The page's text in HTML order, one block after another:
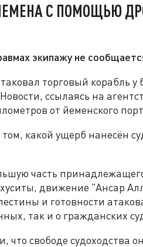
С ПОМОЩЬЮ
экипажу не
торговый корабль у
ссылаясь на
от йеменского
какой ущерб нанесён
часть
движение "Ансар
и готовности
так и о гражданских
что свободе судоходства